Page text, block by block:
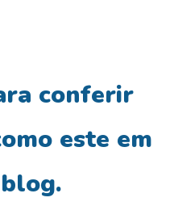
conferir
este em